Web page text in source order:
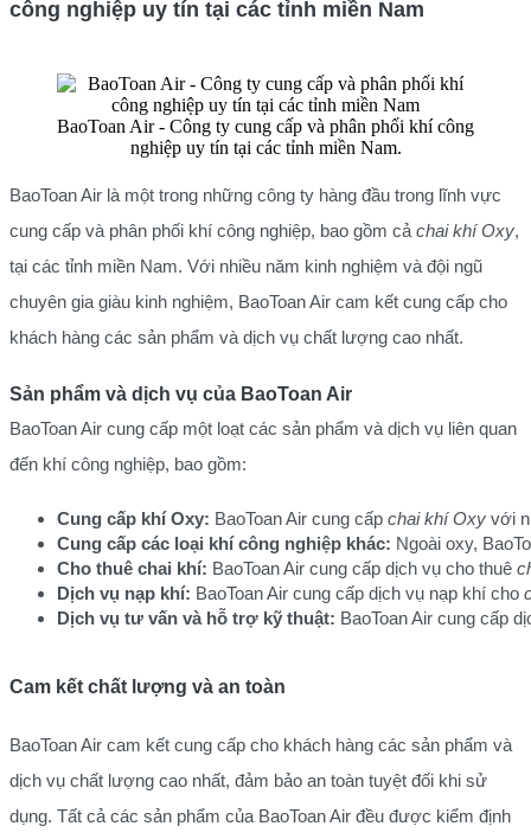
công nghiệp uy tín tại các tỉnh miền Nam
BaoToan Air - Công ty cung cấp và phân phối khí công
nghiệp uy tín tại các tỉnh miền Nam.
BaoToan Air là một trong những công ty hàng đầu trong lĩnh vực
cung cấp và phân phối khí công nghiệp, bao gồm cả chai khí Oxy,
tại các tỉnh miền Nam. Với nhiều năm kinh nghiệm và đội ngũ
chuyên gia giàu kinh nghiệm, BaoToan Air cam kết cung cấp cho
khách hàng các sản phẩm và dịch vụ chất lượng cao nhất.
Sản phẩm và dịch vụ của BaoToan Air
BaoToan Air cung cấp một loạt các sản phẩm và dịch vụ liên quan
đến khí công nghiệp, bao gồm:
Cung cấp khí Oxy: BaoToan Air cung cấp chai khí Oxy với
Cung cấp các loại khí công nghiệp khác: Ngoài oxy,
Cho thuê chai khí: BaoToan Air cung cấp dịch vụ cho thuê
Dịch vụ nạp khí: BaoToan Air cung cấp dịch vụ nạp khí cho
Dịch vụ tư vấn và hỗ trợ kỹ thuật: BaoToan Air cung cấp
Cam kết chất lượng và an toàn
BaoToan Air cam kết cung cấp cho khách hàng các sản phẩm và
dịch vụ chất lượng cao nhất, đảm bảo an toàn tuyệt đối khi sử
dụng. Tất cả các sản phẩm của BaoToan Air đều được kiểm định